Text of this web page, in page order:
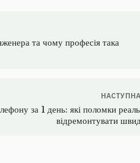
та чому професія така
за 1 день: які поломки
відремонтувати